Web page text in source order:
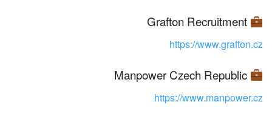
Grafton Recruitment
https://www.grafton.cz
Manpower Czech Republic
https://www.manpower.cz